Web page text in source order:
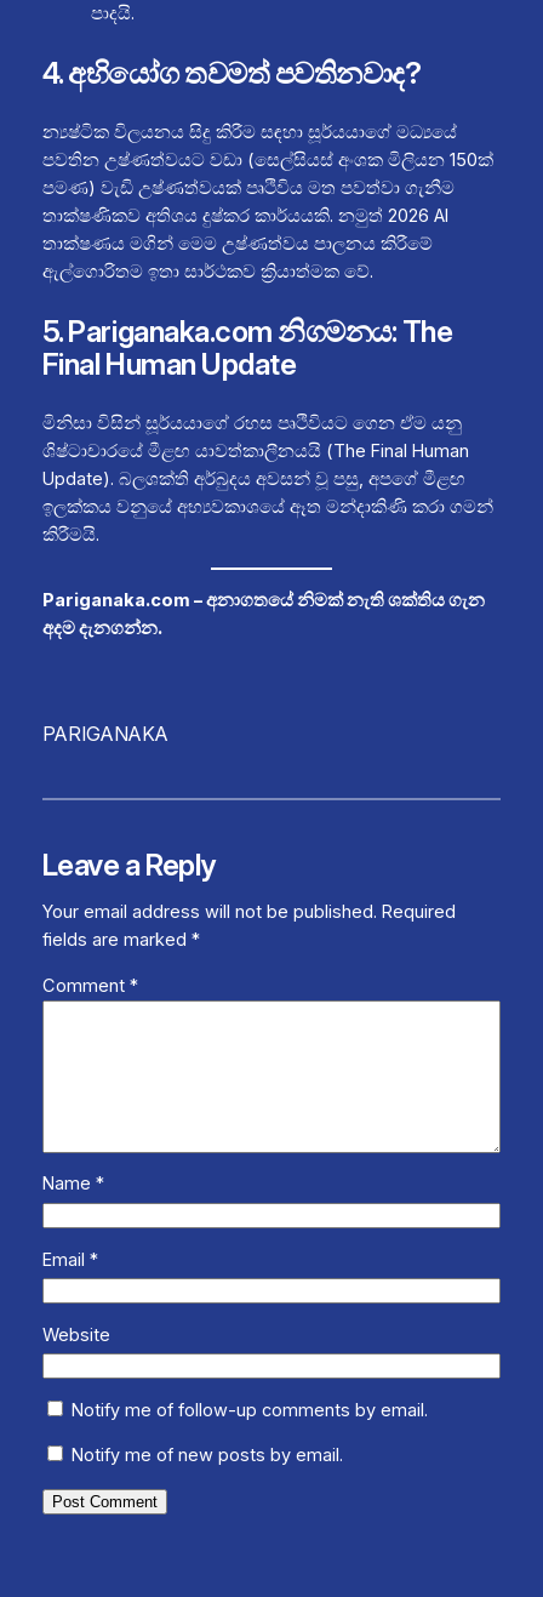
පාදයි.
4. අභියෝග තවමත් පවතිනවාද?
න්‍යෂ්ටික විලයනය සිදු කිරීම සඳහා සූර්යයාගේ මධ්‍යයේ
පවතින උෂ්ණත්වයට වඩා (සෙල්සියස් අංශක මිලියන 150ක්
පමණ) වැඩි උෂ්ණත්වයක් පෘථිවිය මත පවත්වා ගැනීම
තාක්ෂණිකව අතිශය දුෂ්කර කාර්යයකි. නමුත් 2026 AI
තාක්ෂණය මගින් මෙම උෂ්ණත්වය පාලනය කිරීමේ
ඇල්ගොරිතම ඉතා සාර්ථකව ක්‍රියාත්මක වේ.
5. Pariganaka.com නිගමනය: The
Final Human Update
මිනිසා විසින් සූර්යයාගේ රහස පෘථිවියට ගෙන ඒම යනු
ශිෂ්ටාචාරයේ මීළඟ යාවත්කාලීනයයි (The Final Human
Update). බලශක්ති අර්බුදය අවසන් වූ පසු, අපගේ මීළඟ
ඉලක්කය වනුයේ අභ්‍යවකාශයේ ඈත මන්දාකිණි කරා ගමන්
කිරීමයි.
Pariganaka.com – අනාගතයේ නිමක් නැති ශක්තිය ගැන
අදම දැනගන්න.
PARIGANAKA
Leave a Reply
Your email address will not be published. Required
fields are marked *
Comment *
Name *
Email *
Website
Notify me of follow-up comments by email.
Notify me of new posts by email.